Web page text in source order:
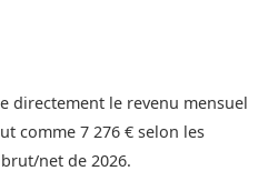
directement le revenu mensuel
comme 7 276 € selon les
net de 2026.